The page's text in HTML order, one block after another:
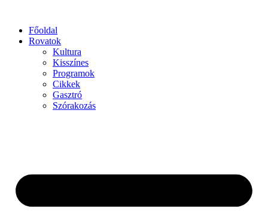
Főoldal
Rovatok
Kultura
Kisszínes
Programok
Cikkek
Gasztró
Szórakozás